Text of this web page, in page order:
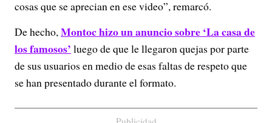
cosas que se aprecian en ese video”, remarcó.
De hecho, Montoc hizo un anuncio sobre ‘La casa de
los famosos’ luego de que le llegaron quejas por parte
de sus usuarios en medio de esas faltas de respeto que
se han presentado durante el formato.